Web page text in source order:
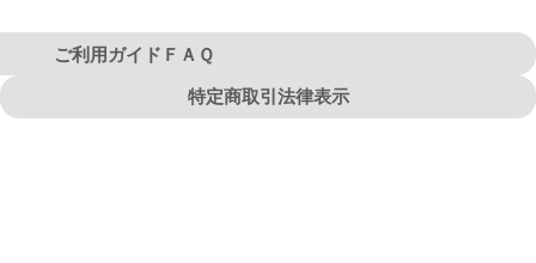
ご利用ガイドＦＡＱ
特定商取引法律表示